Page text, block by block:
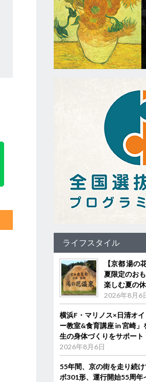
ライフスタイル
【京都 湯の
夏限定のお
楽しむ夏の
2026年8月6
横浜F・マリノス×日清オ
ー教室&食育講座 in 宮崎
生の身体づくりをサポート
2026年8月6日
55年間、京の街を走り続
ボ301形、運行開始55周年